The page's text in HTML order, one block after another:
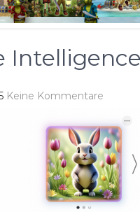
Keine Kommentare